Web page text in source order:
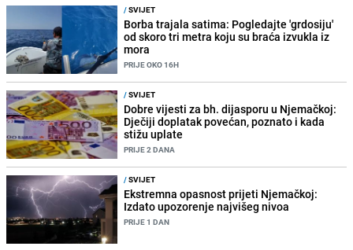
/SVIJET
Borba trajala satima: Pogledajte 'grdosiju'
od skoro tri metra koju su braća izvukla iz
mora
PRIJE OKO 16H
/SVIJET
Dobre vijesti za bh. dijasporu u Njemačkoj:
Dječiji doplatak povećan, poznato i kada
stižu uplate
PRIJE 2 DANA
/SVIJET
Ekstremna opasnost prijeti Njemačkoj:
Izdato upozorenje najvišeg nivoa
PRIJE 1 DAN